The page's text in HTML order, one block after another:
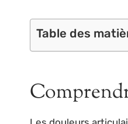
Table des